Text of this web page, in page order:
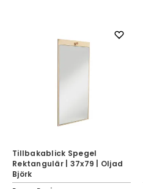
Tillbakablick Spegel
Rektangulär | 37x79 | Oljad
Björk